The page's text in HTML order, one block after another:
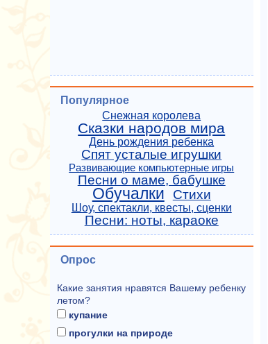
Популярное
Снежная королева
Сказки народов мира
День рождения ребенка
Спят усталые игрушки
Развивающие компьютерные игры
Песни о маме, бабушке
Обучалки Стихи
Шоу, спектакли, квесты, сценки
Песни: ноты, караоке
Опрос
Какие занятия нравятся Вашему ребенку
летом?
купание
прогулки на природе